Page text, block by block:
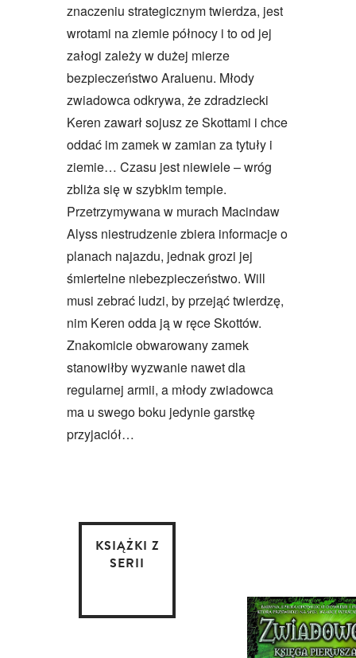
znaczeniu strategicznym twierdza, jest
wrotami na ziemie północy i to od jej
załogi zależy w dużej mierze
bezpieczeństwo Araluenu. Młody
zwiadowca odkrywa, że zdradziecki
Keren zawarł sojusz ze Skottami i chce
oddać im zamek w zamian za tytuły i
ziemie… Czasu jest niewiele – wróg
zbliża się w szybkim tempie.
Przetrzymywana w murach Macindaw
Alyss niestrudzenie zbiera informacje o
planach najazdu, jednak grozi jej
śmiertelne niebezpieczeństwo. Will
musi zebrać ludzi, by przejąć twierdzę,
nim Keren odda ją w ręce Skottów.
Znakomicie obwarowany zamek
stanowiłby wyzwanie nawet dla
regularnej armii, a młody zwiadowca
ma u swego boku jedynie garstkę
przyjaciół…
KSIĄŻKI Z
SERII